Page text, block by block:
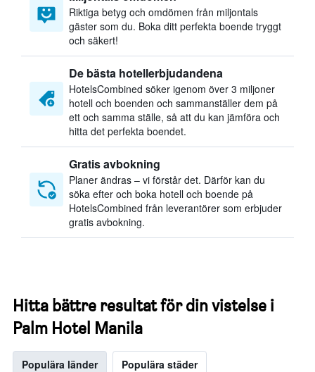
Riktiga betyg och omdömen från miljontals
gäster som du. Boka ditt perfekta boende tryggt
och säkert!
De bästa hotellerbjudandena
HotelsCombined söker igenom över 3 miljoner
hotell och boenden och sammanställer dem på
ett och samma ställe, så att du kan jämföra och
hitta det perfekta boendet.
Gratis avbokning
Planer ändras – vi förstår det. Därför kan du
söka efter och boka hotell och boende på
HotelsCombined från leverantörer som erbjuder
gratis avbokning.
Hitta bättre resultat för din vistelse i
Palm Hotel Manila
Populära länder Populära städer